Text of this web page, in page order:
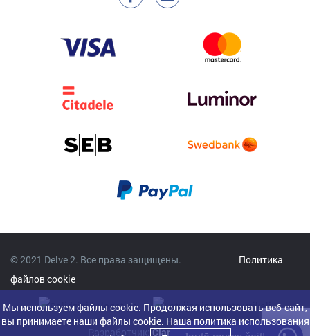
© 2021 Delve 2. Все права защищены.
Политика
файлов cookie
Разработчик:Clarus
Мы используем файлы cookie. Продолжая использовать веб-сайт,
вы принимаете наши файлы cookie. Наша политика использования